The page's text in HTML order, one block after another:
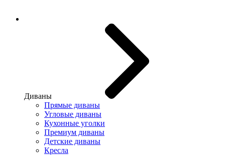
Диваны
Прямые диваны
Угловые диваны
Кухонные уголки
Премиум диваны
Детские диваны
Кресла